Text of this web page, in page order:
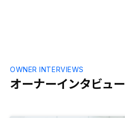
オーナーインタビュー
OWNER INTERVIEWS